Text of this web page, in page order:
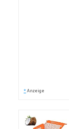
* Anzeige